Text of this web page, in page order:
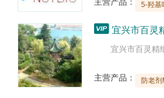
5-羟基
 宜兴市百灵
主营产品： 防老剂